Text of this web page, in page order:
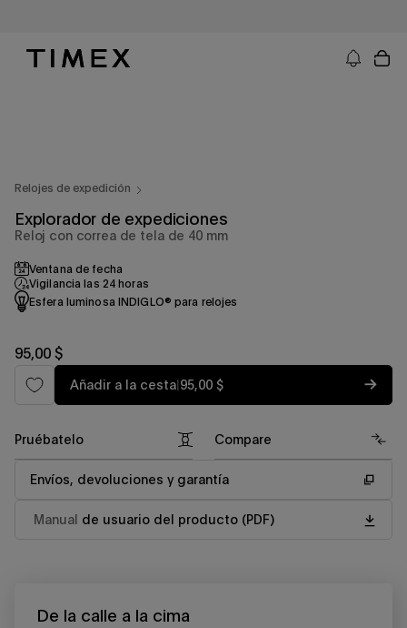
Timex EE. UU. - Relojes, correas y regalos relacionados con los relojes
Relojes de expedición
Explorador de expediciones
Reloj con correa de tela de 40 mm
Ventana de fecha
Vigilancia las 24 horas
Esfera luminosa INDIGLO® para relojes
Precio
habitual
95,00 $
Añadir a la cesta|Precio
habitual
95,00 $
Pruébatelo Compare
Envíos, devoluciones y garantía
Manual de usuario del producto (PDF)
De la calle a la cima